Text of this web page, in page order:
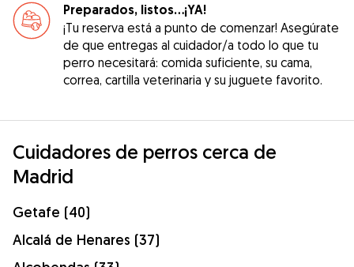
Preparados, listos...¡YA!
¡Tu reserva está a punto de comenzar! Asegúrate
de que entregas al cuidador/a todo lo que tu
perro necesitará: comida suficiente, su cama,
correa, cartilla veterinaria y su juguete favorito.
Cuidadores de perros cerca de
Madrid
Getafe (40)
Alcalá de Henares (37)